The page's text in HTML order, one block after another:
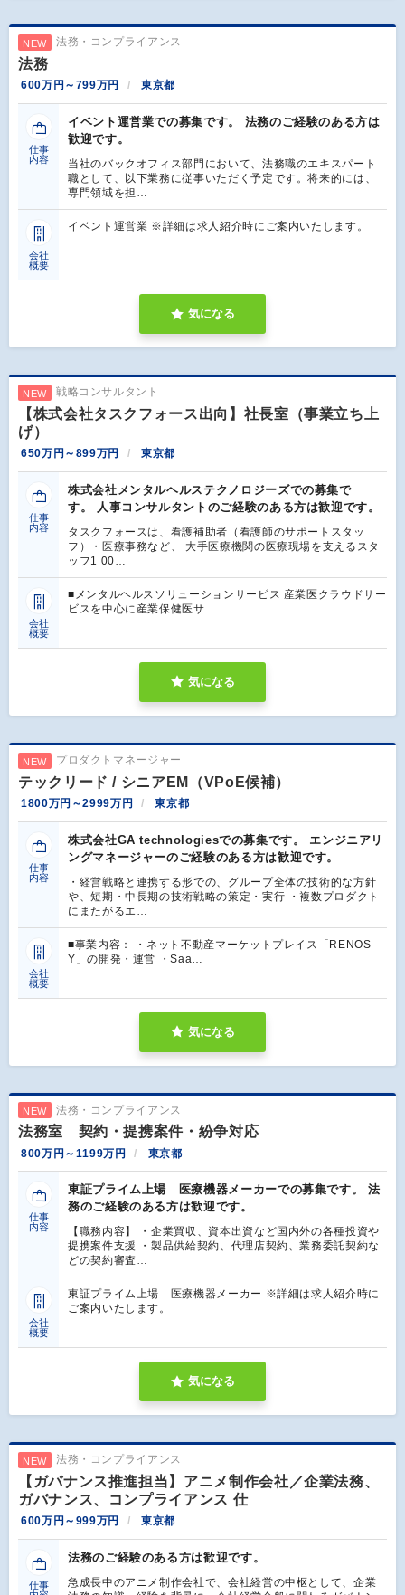
NEW 法務・コンプライアンス
法務
600万円～799万円 東京都
仕事
内容
イベント運営業での募集です。 法務のご経験のある方は
歓迎です。
当社のバックオフィス部門において、法務職のエキスパート
職として、以下業務に従事いただく予定です。将来的には、
専門領域を担…
会社
概要
イベント運営業 ※詳細は求人紹介時にご案内いたします。
気になる
NEW 戦略コンサルタント
【株式会社タスクフォース出向】社長室（事業立ち上
げ）
650万円～899万円 東京都
仕事
内容
株式会社メンタルヘルステクノロジーズでの募集で
す。 人事コンサルタントのご経験のある方は歓迎です。
タスクフォースは、看護補助者（看護師のサポートスタッ
フ）・医療事務など、 大手医療機関の医療現場を支えるスタ
ッフ1 00…
会社
概要
■メンタルヘルスソリューションサービス 産業医クラウドサー
ビスを中心に産業保健医サ…
気になる
NEW プロダクトマネージャー
テックリード / シニアEM（VPoE候補）
1800万円～2999万円 東京都
仕事
内容
株式会社GA technologiesでの募集です。 エンジニアリ
ングマネージャーのご経験のある方は歓迎です。
・経営戦略と連携する形での、グループ全体の技術的な方針
や、短期・中長期の技術戦略の策定・実行 ・複数プロダクト
にまたがるエ…
会社
概要
■事業内容： ・ネット不動産マーケットプレイス「RENOS
Y」の開発・運営 ・Saa…
気になる
NEW 法務・コンプライアンス
法務室 契約・提携案件・紛争対応
800万円～1199万円 東京都
仕事
内容
東証プライム上場 医療機器メーカーでの募集です。 法
務のご経験のある方は歓迎です。
【職務内容】 ・企業買収、資本出資など国内外の各種投資や
提携案件支援 ・製品供給契約、代理店契約、業務委託契約な
どの契約審査…
会社
概要
東証プライム上場 医療機器メーカー ※詳細は求人紹介時に
ご案内いたします。
気になる
NEW 法務・コンプライアンス
【ガバナンス推進担当】アニメ制作会社／企業法務、
ガバナンス、コンプライアンス 仕
600万円～999万円 東京都
仕事
法務のご経験のある方は歓迎です。
急成長中のアニメ制作会社で、会社経営の中枢として、企業